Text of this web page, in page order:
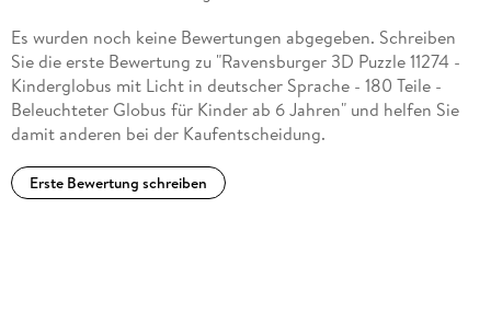
Es wurden noch keine Bewertungen abgegeben. Schreiben
Sie die erste Bewertung zu "Ravensburger 3D Puzzle 11274 -
Kinderglobus mit Licht in deutscher Sprache - 180 Teile -
Beleuchteter Globus für Kinder ab 6 Jahren" und helfen Sie
damit anderen bei der Kaufentscheidung.
Erste Bewertung schreiben